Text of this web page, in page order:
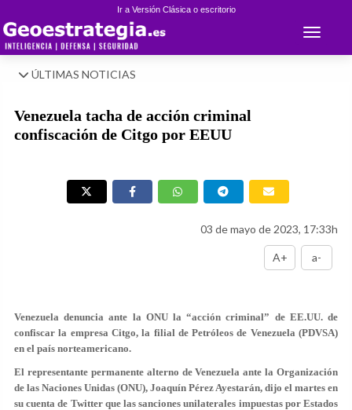
Ir a Versión Clásica o escritorio
Toggle
ÚLTIMAS NOTICIAS
Venezuela tacha de acción criminal
confiscación de Citgo por EEUU
03 de mayo de 2023, 17:33h
A+ a-
Venezuela denuncia ante la ONU la “acción criminal” de EE.UU. de
confiscar la empresa Citgo, la filial de Petróleos de Venezuela (PDVSA)
en el país norteamericano.
El representante permanente alterno de Venezuela ante la Organización
de las Naciones Unidas (ONU), Joaquín Pérez Ayestarán, dijo el martes en
su cuenta de Twitter que las sanciones unilaterales impuestas por Estados